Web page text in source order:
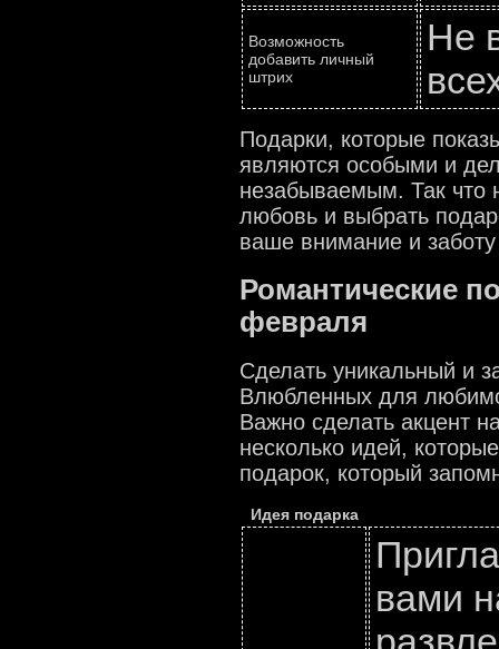
Возможность
добавить личный
штрих
Не
Подарки, которые
являются особыми и
незабываемым. Так что
любовь и выбрать
ваше внимание и
Романтические
февраля
Сделать уникальный и
Влюбленных для
Важно сделать акцент
несколько идей,
подарок, который
Идея подарка
вами